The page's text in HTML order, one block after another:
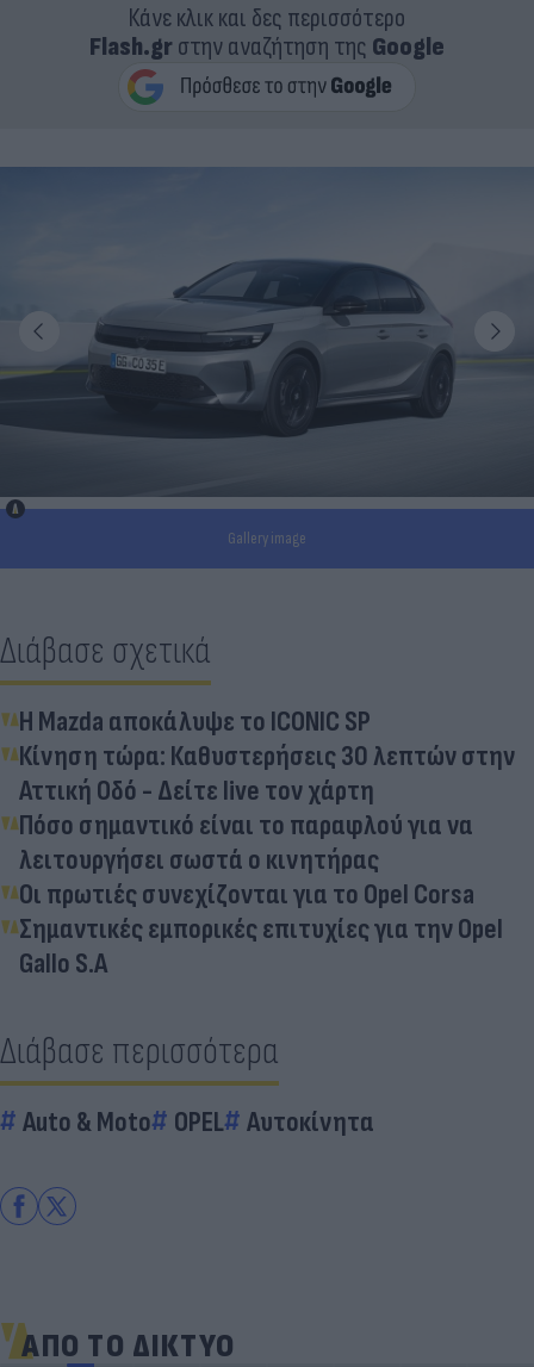
Κάνε κλικ και δες περισσότερο
Flash.grστην αναζήτηση της Google
Gallery image
Διάβασε σχετικά
H Μazda αποκάλυψε το ICONIC SP
Κίνηση τώρα: Καθυστερήσεις 30 λεπτών στην
Αττική Οδό - Δείτε live τον χάρτη
Πόσο σημαντικό είναι το παραφλού για να
λειτουργήσει σωστά ο κινητήρας
Οι πρωτιές συνεχίζονται για το Opel Corsa
Σημαντικές εμπορικές επιτυχίες για την Opel
Gallo S.A
Διάβασε περισσότερα
Auto & Moto OPEL Αυτοκίνητα
ΑΠΟ ΤΟ ΔΙΚΤΥΟ